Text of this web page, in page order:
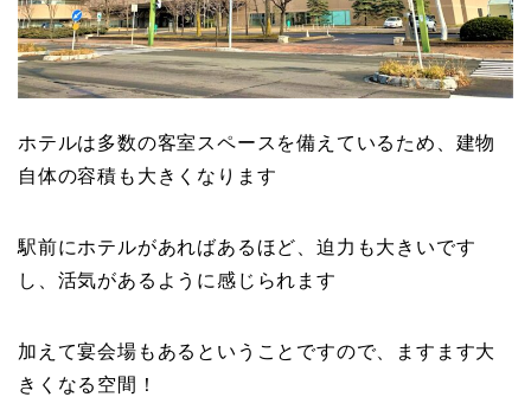
ホテルは多数の客室スペースを備えているため、建物
自体の容積も大きくなります
駅前にホテルがあればあるほど、迫力も大きいです
し、活気があるように感じられます
加えて宴会場もあるということですので、ますます大
きくなる空間！